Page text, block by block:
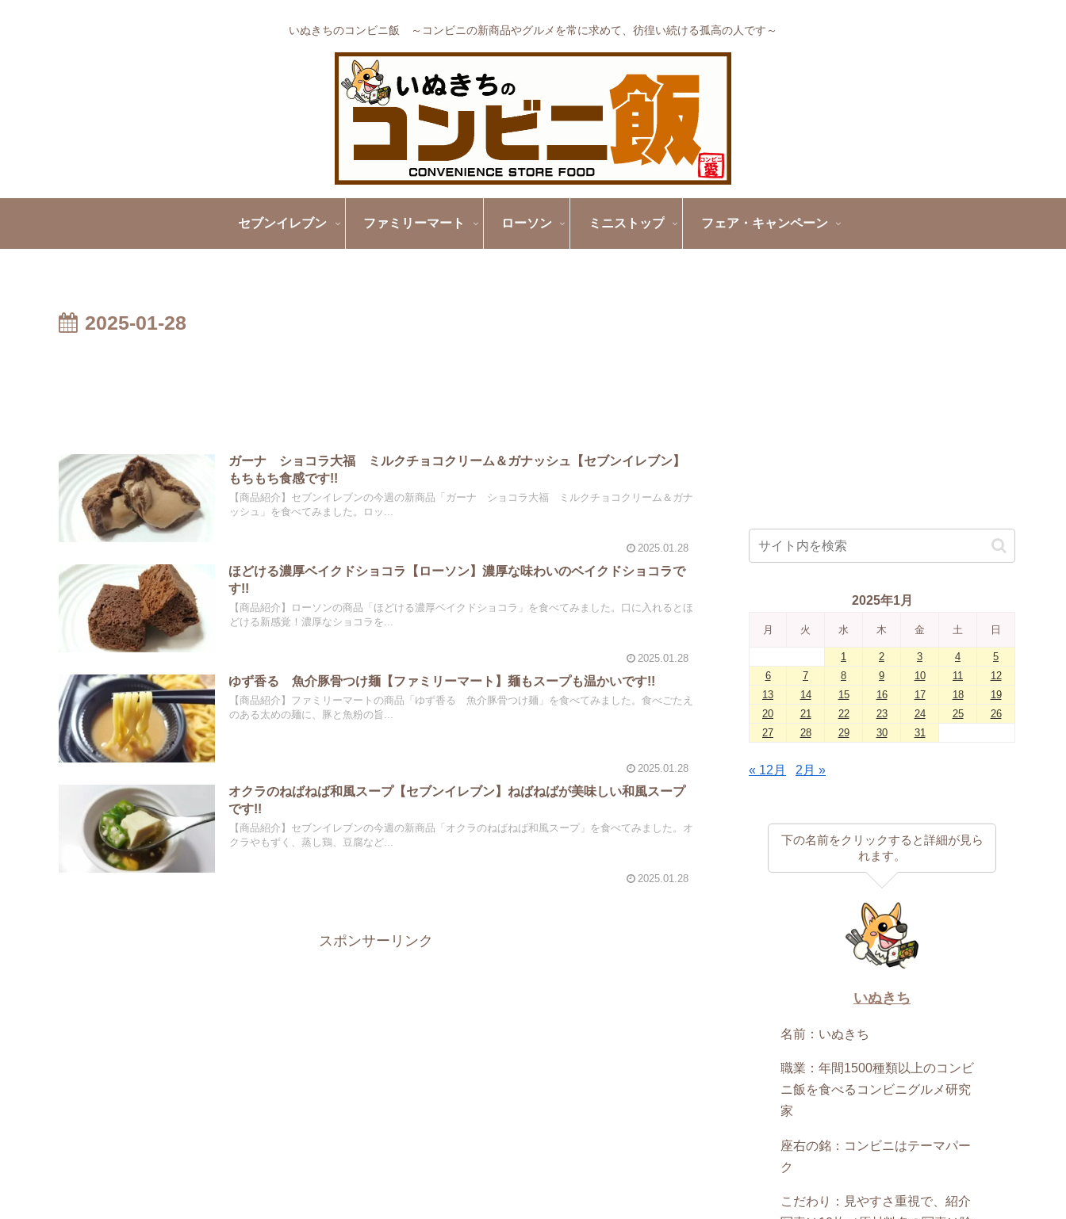
いぬきちのコンビニ飯 ～コンビニの新商品やグルメを常に求めて、彷徨い続ける孤高の人です～
セブンイレブン ファミリーマート ローソン ミニストップ フェア・キャンペーン
2025-01-28
ガーナ ショコラ大福 ミルクチョコクリーム＆ガナッシュ【セブンイレブン】
もちもち食感です!!
【商品紹介】セブンイレブンの今週の新商品「ガーナ ショコラ大福 ミルクチョコクリーム＆ガナ
ッシュ」を食べてみました。ロッ...
2025.01.28
ほどける濃厚ベイクドショコラ【ローソン】濃厚な味わいのベイクドショコラで
す!!
【商品紹介】ローソンの商品「ほどける濃厚ベイクドショコラ」を食べてみました。口に入れるとほ
どける新感覚！濃厚なショコラを...
2025.01.28
ゆず香る 魚介豚骨つけ麺【ファミリーマート】麺もスープも温かいです!!
【商品紹介】ファミリーマートの商品「ゆず香る 魚介豚骨つけ麺」を食べてみました。食べごたえ
のある太めの麺に、豚と魚粉の旨...
2025.01.28
オクラのねばねば和風スープ【セブンイレブン】ねばねばが美味しい和風スープ
です!!
【商品紹介】セブンイレブンの今週の新商品「オクラのねばねば和風スープ」を食べてみました。オ
クラやもずく、蒸し鶏、豆腐など...
2025.01.28
スポンサーリンク
2025年1月
月 火 水 木 金 土 日
1 2 3 4
5
6
7 8 9 10 11
12
13
14 15 16 17 18
19
20
21 22 23 24 25
26
27
28 29 30 31
« 12月 2月 »
下の名前をクリックすると詳細が見ら
れます。
いぬきち
名前：いぬきち
職業：年間1500種類以上のコンビ
ニ飯を食べるコンビニグルメ研究
家
座右の銘：コンビニはテーマパー
ク
こだわり：見やすさ重視で、紹介